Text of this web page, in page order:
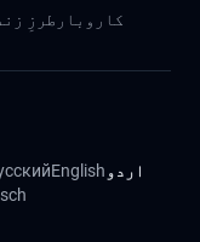
کاروبار طرزِ
اردو English